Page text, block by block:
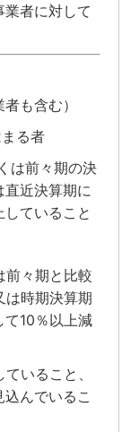
者に対して
も含む）
る者
は前々期の決
近決算期に
ていること
々期と比較
は時期決算期
て10％以上減
いること、
んでいるこ